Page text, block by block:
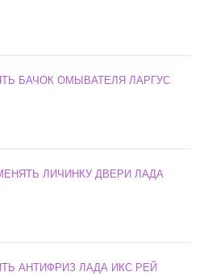
БАЧОК ОМЫВАТЕЛЯ ЛАРГУС
ЛИЧИНКУ ДВЕРИ ЛАДА
АНТИФРИЗ ЛАДА ИКС РЕЙ